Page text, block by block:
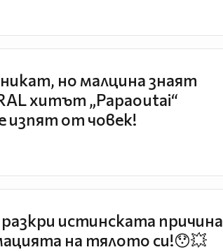
но малцина знаят
хитът „Papaoutai“
изпят от човек!
истинската причина
на тялото си!😯💥